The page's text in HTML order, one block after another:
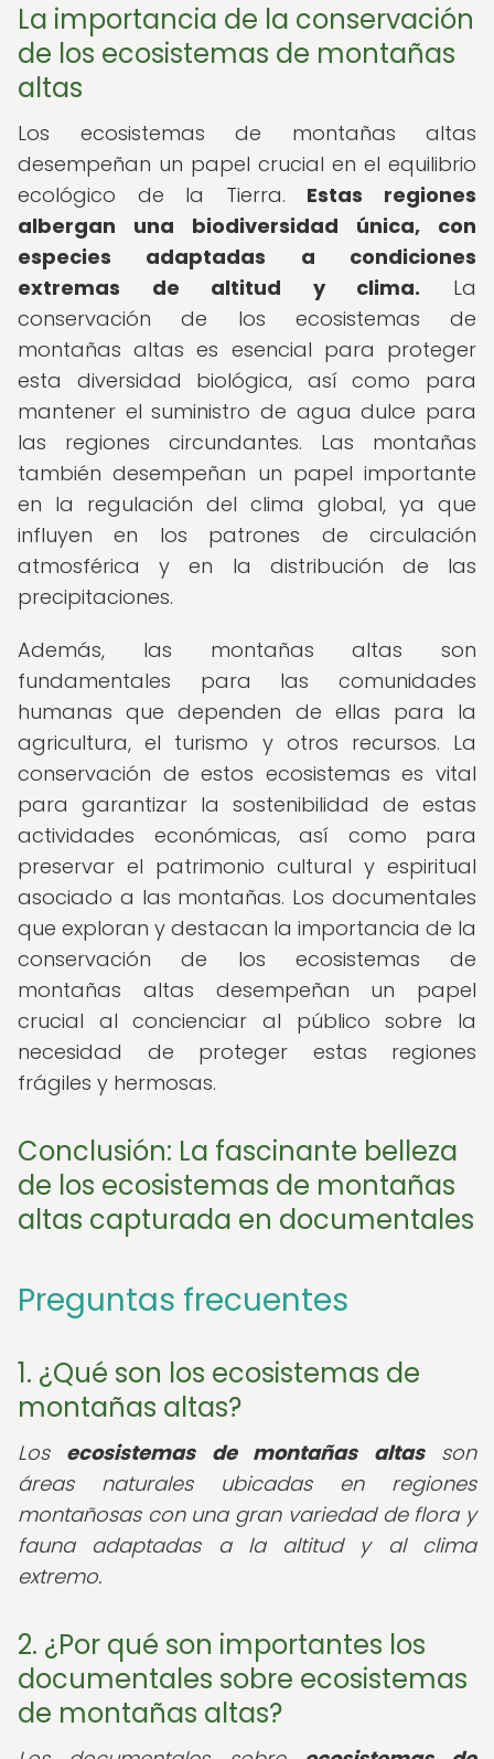
La importancia de la conservación
de los ecosistemas de montañas
altas
Los ecosistemas de montañas altas
desempeñan un papel crucial en el equilibrio
ecológico de la Tierra. Estas regiones
albergan una biodiversidad única, con
especies adaptadas a condiciones
extremas de altitud y clima. La
conservación de los ecosistemas de
montañas altas es esencial para proteger
esta diversidad biológica, así como para
mantener el suministro de agua dulce para
las regiones circundantes. Las montañas
también desempeñan un papel importante
en la regulación del clima global, ya que
influyen en los patrones de circulación
atmosférica y en la distribución de las
precipitaciones.
Además, las montañas altas son
fundamentales para las comunidades
humanas que dependen de ellas para la
agricultura, el turismo y otros recursos. La
conservación de estos ecosistemas es vital
para garantizar la sostenibilidad de estas
actividades económicas, así como para
preservar el patrimonio cultural y espiritual
asociado a las montañas. Los documentales
que exploran y destacan la importancia de la
conservación de los ecosistemas de
montañas altas desempeñan un papel
crucial al concienciar al público sobre la
necesidad de proteger estas regiones
frágiles y hermosas.
Conclusión: La fascinante belleza
de los ecosistemas de montañas
altas capturada en documentales
Preguntas frecuentes
1. ¿Qué son los ecosistemas de
montañas altas?
Los ecosistemas de montañas altasson
áreas naturales ubicadas en regiones
montañosas con una gran variedad de flora y
fauna adaptadas a la altitud y al clima
extremo.
2. ¿Por qué son importantes los
documentales sobre ecosistemas
de montañas altas?